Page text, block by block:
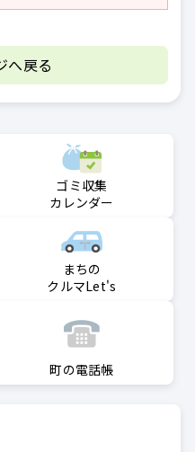
へ戻る
ゴミ収集
カレンダー
まちの
クルマLet's
町の電話帳